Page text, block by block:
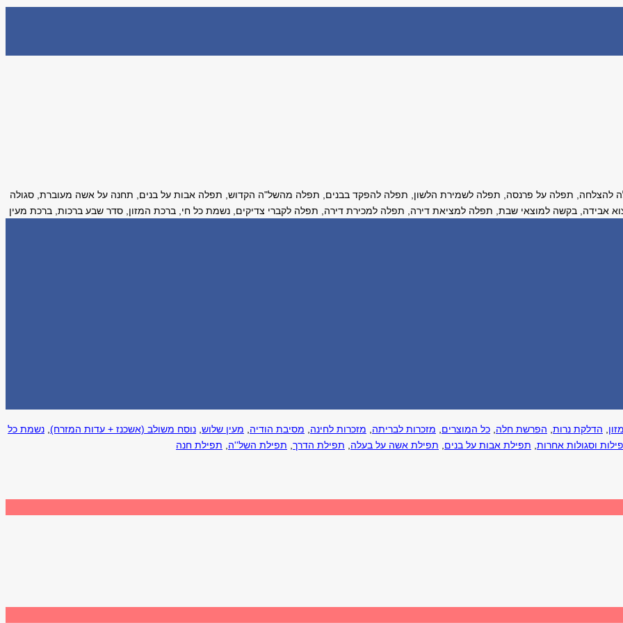
תפלה על פרנסה, תפלה לשמירת הלשון, תפלה להפקד בבנים, תפלה מהשל"ה הקדוש, תפלה אבות על בנים, תחנה על אשה מעוברת, סגולה
אבידה, בקשה למוצאי שבת, תפלה למציאת דירה, תפלה למכירת דירה, תפלה לקברי צדיקים, נשמת כל חי, ברכת המזון, סדר שבע ברכות, ברכת מעין
הדלקת נרות הפרשת חלה כל המוצרים מזכרות לבריתה מזכרות לחינה מסיבת הודיה מעין שלוש נוסח משולב (אשכנז + עדות המזרח) נשמת כל
וסגולות אחרות תפילת אבות על בנים תפילת אשה על בעלה תפילת הדרך תפילת השל''ה תפילת חנה